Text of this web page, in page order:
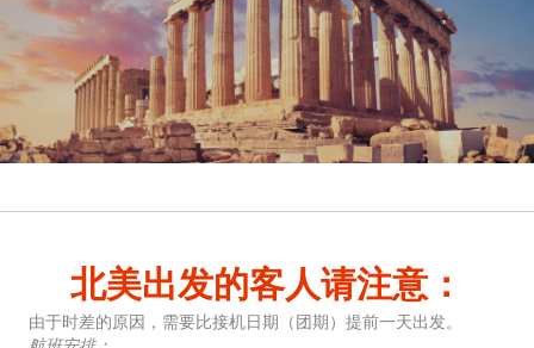
北美出发的客人请注意：
由于时差的原因，需要比接机日期（团期）提前一天出发。